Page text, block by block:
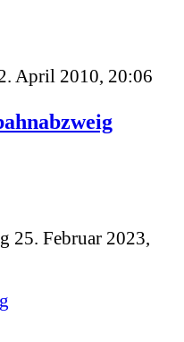
April 2010, 20:06
25. Februar 2023,